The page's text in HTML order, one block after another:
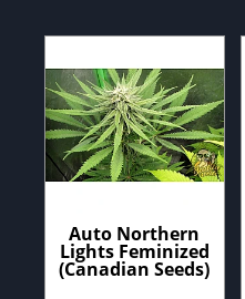
Auto Northern
Lights Feminized
(Canadian Seeds)